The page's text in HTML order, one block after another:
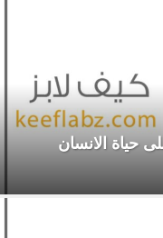
حياة الانسان